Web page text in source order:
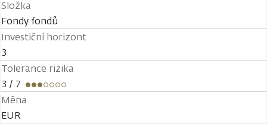
Složka
Fondy fondů
Investiční horizont
3
Tolerance rizika
3 / 7
Měna
EUR